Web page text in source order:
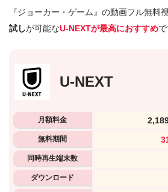
『ジョーカー・ゲーム』の動画フル無料視
試しが可能なU-NEXTが最高におすすめで
U-NEXT
月額料金
無料期間
同時再生端末数
ダウンロード